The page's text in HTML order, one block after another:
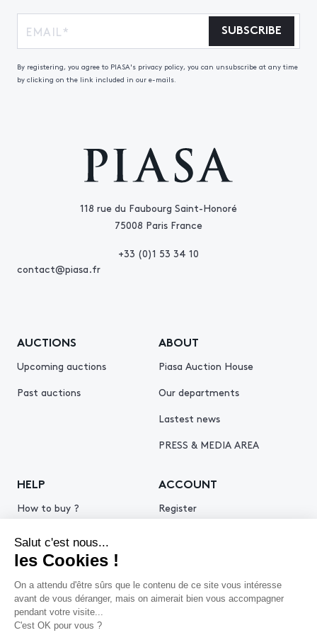
118 rue du Faubourg Saint-Honoré
75008 Paris France
+33 (0)1 53 34 10
contact@piasa.fr
AUCTIONS
Upcoming auctions
Past auctions
ABOUT
Piasa Auction House
Our departments
Lastest news
PRESS & MEDIA AREA
HELP
How to buy ?
Get an estimate
ACCOUNT
Register
SUBSCRIBE
By registering, you agree to PIASA's privacy policy, you can unsubscribe at any time
by clicking on the link included in our e-mails.